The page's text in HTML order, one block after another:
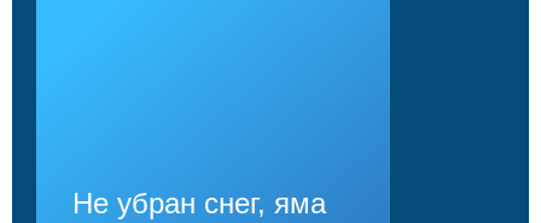
Не убран снег, яма